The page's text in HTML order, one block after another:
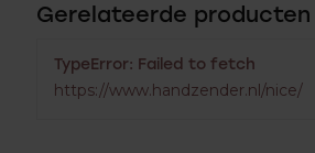
Gerelateerde producten
TypeError: Failed to fetch
https://www.handzender.nl/nice/